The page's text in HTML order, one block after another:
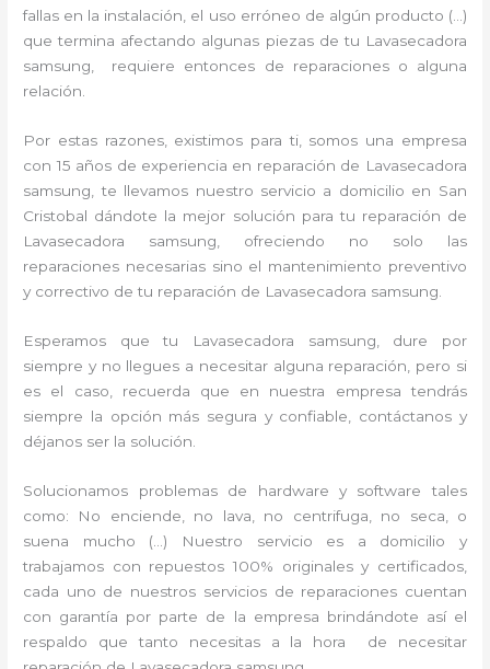
fallas en la instalación, el uso erróneo de algún producto (…)
que termina afectando algunas piezas de tu Lavasecadora
samsung, requiere entonces de reparaciones o alguna
relación.
Por estas razones, existimos para ti, somos una empresa
con 15 años de experiencia en reparación de Lavasecadora
samsung, te llevamos nuestro servicio a domicilio en San
Cristobal dándote la mejor solución para tu reparación de
Lavasecadora samsung, ofreciendo no solo las
reparaciones necesarias sino el mantenimiento preventivo
y correctivo de tu reparación de Lavasecadora samsung.
Esperamos que tu Lavasecadora samsung, dure por
siempre y no llegues a necesitar alguna reparación, pero si
es el caso, recuerda que en nuestra empresa tendrás
siempre la opción más segura y confiable, contáctanos y
déjanos ser la solución.
Solucionamos problemas de hardware y software tales
como: No enciende, no lava, no centrifuga, no seca, o
suena mucho (…) Nuestro servicio es a domicilio y
trabajamos con repuestos 100% originales y certificados,
cada uno de nuestros servicios de reparaciones cuentan
con garantía por parte de la empresa brindándote así el
respaldo que tanto necesitas a la hora de necesitar